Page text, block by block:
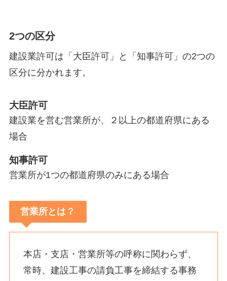
2つの区分
建設業許可は「大臣許可」と「知事許可」の2つの
区分に分かれます。
大臣許可
建設業を営む営業所が、２以上の都道府県にある
場合
知事許可
営業所が1つの都道府県のみにある場合
営業所とは？
本店・支店・営業所等の呼称に関わらず、
常時、建設工事の請負工事を締結する事務